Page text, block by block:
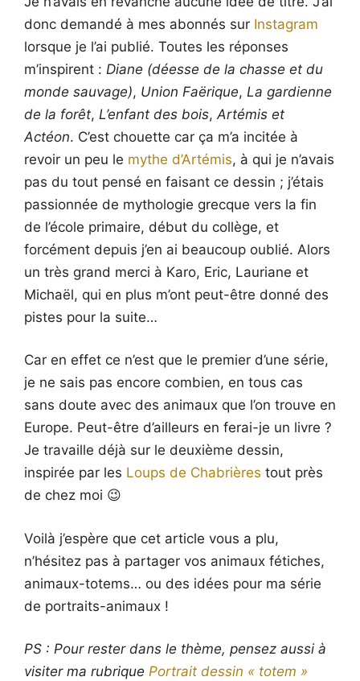
donc demandé à mes abonnés sur Instagram
lorsque je l’ai publié. Toutes les réponses
m’inspirent : Diane (déesse de la chasse et du
monde sauvage), Union Faërique, La gardienne
de la forêt, L’enfant des bois, Artémis et
Actéon. C’est chouette car ça m’a incitée à
revoir un peu le mythe d’Artémis, à qui je n’avais
pas du tout pensé en faisant ce dessin ; j’étais
passionnée de mythologie grecque vers la fin
de l’école primaire, début du collège, et
forcément depuis j’en ai beaucoup oublié. Alors
un très grand merci à Karo, Eric, Lauriane et
Michaël, qui en plus m’ont peut-être donné des
pistes pour la suite…
Car en effet ce n’est que le premier d’une série,
je ne sais pas encore combien, en tous cas
sans doute avec des animaux que l’on trouve en
Europe. Peut-être d’ailleurs en ferai-je un livre ?
Je travaille déjà sur le deuxième dessin,
inspirée par les Loups de Chabrières tout près
de chez moi 😉
Voilà j’espère que cet article vous a plu,
n’hésitez pas à partager vos animaux fétiches,
animaux-totems… ou des idées pour ma série
de portraits-animaux !
PS : Pour rester dans le thème, pensez aussi à
visiter ma rubrique Portrait dessin « totem »